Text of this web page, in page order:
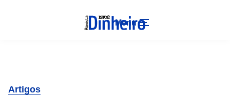
Menu
Artigos